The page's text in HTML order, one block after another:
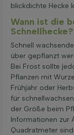
blickdichte Hecke
Wann ist die
Schnellhecke?
Schnell
über gepflanzt
Bei Frost sollte
Pflanzen mit
Frühjahr oder
für
der Größe beim
Informationen zur
Quadratmeter